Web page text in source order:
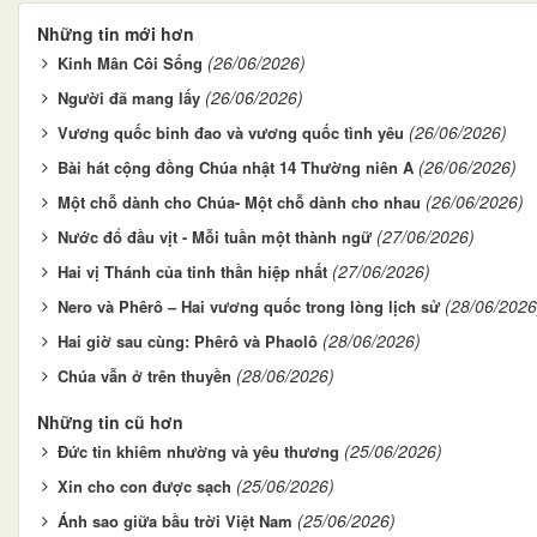
Những tin mới hơn
Kinh Mân Côi Sống (26/06/2026)
Người đã mang lấy (26/06/2026)
Vương quốc binh đao và vương quốc tình yêu (26/06/2026)
Bài hát cộng đồng Chúa nhật 14 Thường niên A (26/06/2026)
Một chỗ dành cho Chúa- Một chỗ dành cho nhau (26/06/2026)
Nước đổ đầu vịt - Mỗi tuần một thành ngữ (27/06/2026)
Hai vị Thánh của tinh thần hiệp nhất (27/06/2026)
Nero và Phêrô – Hai vương quốc trong lòng lịch sử (28/06/
Hai giờ sau cùng: Phêrô và Phaolô (28/06/2026)
Chúa vẫn ở trên thuyền (28/06/2026)
Những tin cũ hơn
Đức tin khiêm nhường và yêu thương (25/06/2026)
Xin cho con được sạch (25/06/2026)
Ánh sao giữa bầu trời Việt Nam (25/06/2026)